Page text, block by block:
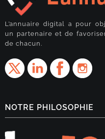
L’annuaire digital a pour
un partenaire et de
de chacun.
NOTRE PHILOSOPHIE